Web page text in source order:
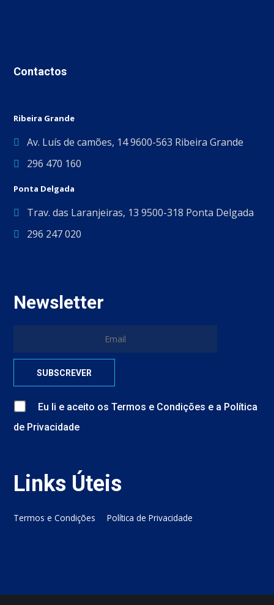
Contactos
Ribeira Grande
Av. Luís de camões, 14 9600-563 Ribeira Grande
296 470 160
Ponta Delgada
Trav. das Laranjeiras, 13 9500-318 Ponta Delgada
296 247 020
Newsletter
Eu li e aceito osTermos e Condições e a Política
de Privacidade
Links Úteis
Termos e Condições Política de Privacidade